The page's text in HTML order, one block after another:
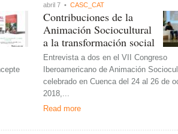
abril 7 • CASC_CAT
Contribuciones de la
Animación Sociocultural
a la transformación social
Entrevista a dos en el VII Congreso
Iberoamericano de Animación
celebrado en Cuenca del 24 al 26 de
2018,...
Read more